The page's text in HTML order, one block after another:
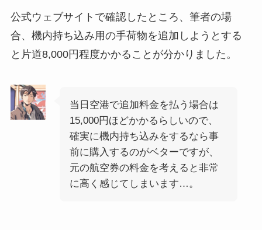
公式ウェブサイトで確認したところ、筆者の場
合、機内持ち込み用の手荷物を追加しようとする
と片道8,000円程度かかることが分かりました。
当日空港で追加料金を払う場合は
15,000円ほどかかるらしいので、
確実に機内持ち込みをするなら事
前に購入するのがベターですが、
元の航空券の料金を考えると非常
に高く感じてしまいます…。